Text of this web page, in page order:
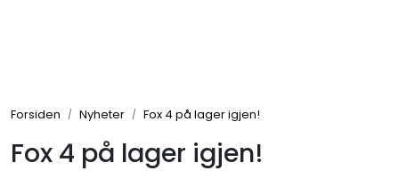
Forsiden Nyheter Fox 4 på lager igjen!
Fox 4 på lager igjen!
Produkter
Reservedeler